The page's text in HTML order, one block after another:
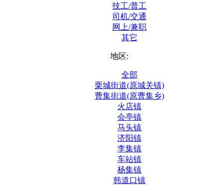
技工/普工
司机/交通
网上/兼职
其它
地区:
全部
栗城街道(原城关镇)
曹集街道(原曹集乡)
火店镇
会亭镇
马头镇
济阳镇
李集镇
车站镇
杨集镇
韩道口镇